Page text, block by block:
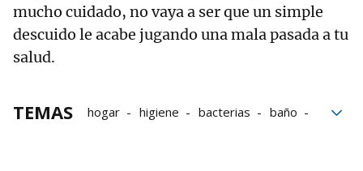
mucho cuidado, no vaya a ser que un simple
descuido le acabe jugando una mala pasada a tu
salud.
TEMAS hogar higiene bacterias
baño